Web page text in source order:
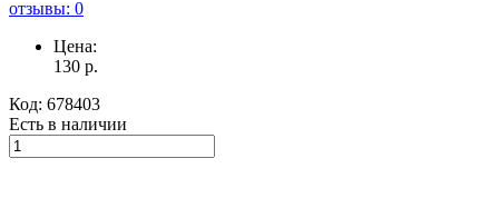
отзывы: 0
Цена:
130 р.
Код: 678403
Есть в наличии